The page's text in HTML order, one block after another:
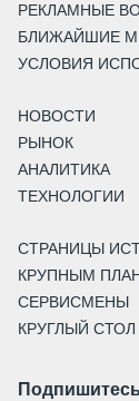
РЕКЛАМНЫЕ
БЛИЖАЙШИЕ
УСЛОВИЯ
НОВОСТИ
РЫНОК
АНАЛИТИКА
ТЕХНОЛОГИИ
СТРАНИЦЫ
КРУПНЫМ
СЕРВИСМЕНЫ
КРУГЛЫЙ СТОЛ